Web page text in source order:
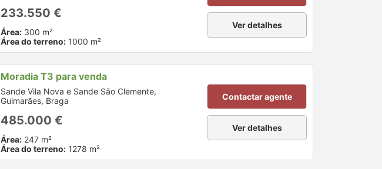
233.550 €
Área: 300 m²
Área do terreno: 1000 m²
Ver detalhes
Moradia T3 para venda
Sande Vila Nova e Sande São Clemente,
Guimarães, Braga
485.000 €
Área: 247 m²
Área do terreno: 1278 m²
Contactar agente
Ver detalhes